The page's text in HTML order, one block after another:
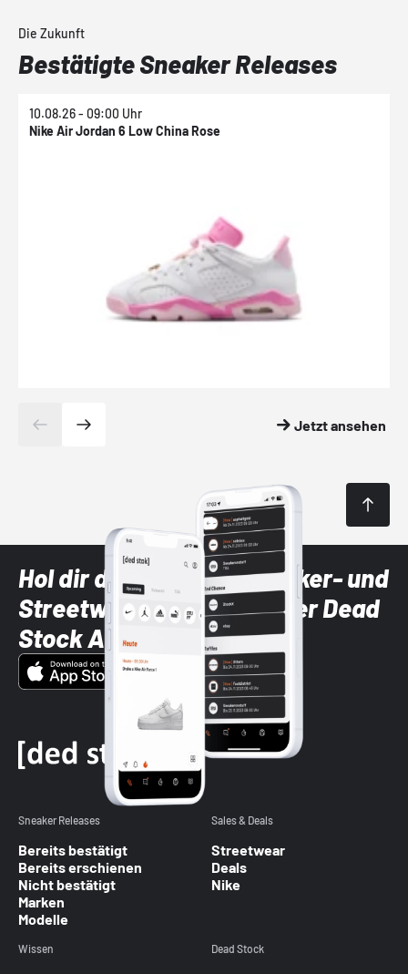
Die Zukunft
Bestätigte Sneaker Releases
10.08.26 - 09:00 Uhr
Nike Air Jordan 6 Low China Rose
Jetzt ansehen
Hol dir die neuesten Sneaker- und
Streetwear-Brands mit der Dead
Stock App
Sneaker Releases
Bereits bestätigt
Bereits erschienen
Nicht bestätigt
Marken
Modelle
Sales & Deals
Streetwear
Deals
Nike
Wissen Dead Stock